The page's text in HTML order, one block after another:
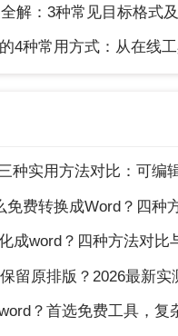
：3种常见目标格式及对应操作
用方式：从在线工具到桌面软件全
用方法对比：可编辑、保格式、
Word？四种方法对比与实操指南（附详
？四种方法对比与实操指南（附详
？2026最新实测，这5种方法从免费到专
首选免费工具，复杂文件再上专